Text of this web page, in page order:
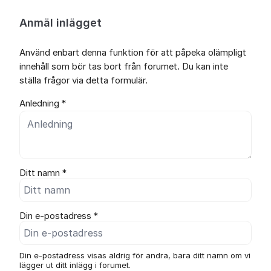
Anmäl inlägget
Använd enbart denna funktion för att påpeka olämpligt
innehåll som bör tas bort från forumet. Du kan inte
ställa frågor via detta formulär.
Anledning *
Ditt namn *
Din e-postadress *
Din e-postadress visas aldrig för andra, bara ditt namn om vi
lägger ut ditt inlägg i forumet.